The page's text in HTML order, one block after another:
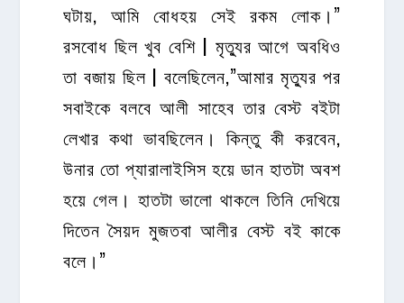
ঘটায়, আমি বোধহয় সেই রকম লোক।”
রসবোধ ছিল খুব বেশি | মৃত্যুর আগে অবধিও
তা বজায় ছিল | বলেছিলেন,”আমার মৃত্যুর পর
সবাইকে বলবে আলী সাহেব তার বেস্ট বইটা
লেখার কথা ভাবছিলেন। কিন্তু কী করবেন,
উনার তো প্যারালাইসিস হয়ে ডান হাতটা অবশ
হয়ে গেল। হাতটা ভালো থাকলে তিনি দেখিয়ে
দিতেন সৈয়দ মুজতবা আলীর বেস্ট বই কাকে
বলে।”